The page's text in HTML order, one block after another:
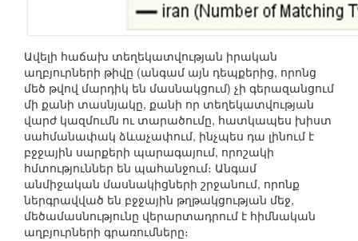
Ավելի հաճախ տեղեկատվության իրական
աղբյուրների թիվը (անգամ այն դեպքերից, որոնց
մեծ թվով մարդիկ են մասնակցում) չի գերազանցում
մի քանի տասնյակը, քանի որ տեղեկատվության
վարժ կազմումն ու տարածումը, հատկապես խիստ
սահմանափակ ձևաչափում, ինչպես դա լինում է
բջջային սարքերի պարագայում, որոշակի
հմտություններ են պահանջում։ Անգամ
անմիջական մասնակիցների շրջանում, որոնք
ներգրավված են բջջային թղթակցության մեջ,
մեծամասնությունը վերարտադրում է հիմնական
աղբյուրների գրառումները։